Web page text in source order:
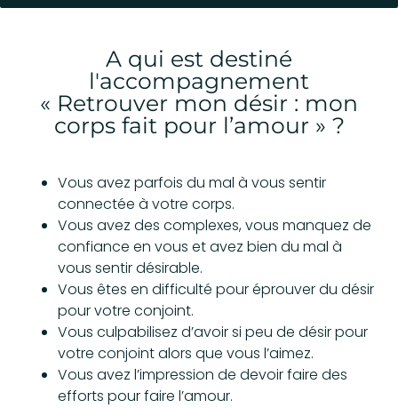
A qui est destiné
l'accompagnement
« Retrouver mon désir : mon
corps fait pour l’amour » ?
Vous avez parfois du mal à vous sentir
connectée à votre corps.
Vous avez des complexes, vous manquez de
confiance en vous et avez bien du mal à
vous sentir désirable.
Vous êtes en difficulté pour éprouver du désir
pour votre conjoint.
Vous culpabilisez d’avoir si peu de désir pour
votre conjoint alors que vous l’aimez.
Vous avez l’impression de devoir faire des
efforts pour faire l’amour.